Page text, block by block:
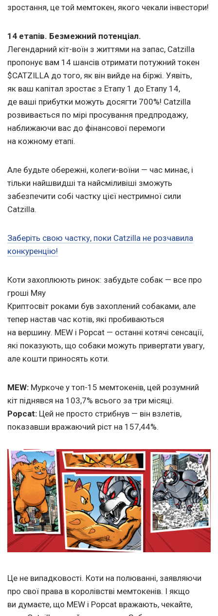
зростання, це той мемтокен, якого чекали інвестори!
14 етапів. Безмежний потенціал.
Легендарний кіт-воїн з життями на запас, Catzilla
пропонує вам 14 шансів отримати потужний токен
$CATZILLA до того, як він вийде на біржі. Уявіть,
як ваш капітал зростає з Етапу 1 до Етапу 14,
де ваші прибутки можуть досягти 700%! Catzilla
розвивається по мірі просування предпродажу,
наближаючи вас до фінансової перемоги
на кожному етапі.
Але будьте обережні, колеги-воїни — час минає, і
тільки найшвидші та найсміливіші зможуть
забезпечити собі частку цієї нестримної сили
Catzilla.
Заберіть свою частку, поки Catzilla не розчавила
конкуренцію!
Коти захоплюють ринок: забудьте собак — все про
гроші Мяу
Криптосвіт роками був захоплений собаками, але
тепер настав час котів, які пробиваються
на вершину. MEW і Popcat — останні котячі сенсації,
які показують, що собаки можуть привертати увагу,
але кошти приносять коти.
MEW: Муркоче у топ-15 мемтокенів, цей розумний
кіт піднявся на 103,7% всього за три місяці.
Popcat: Цей не просто стрибнув — він взлетів,
показавши вражаючий ріст на 157,44%.
Це не випадковості. Коти на полюванні, заявляючи
про свої права в королівстві мемтокенів. І якщо
ви думаєте, що MEW і Popcat вражають, чекайте,